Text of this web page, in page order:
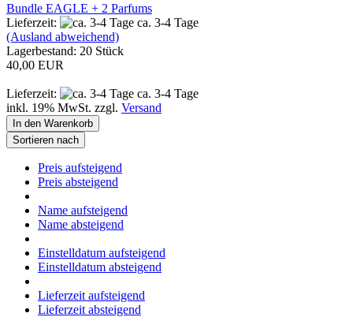
Bundle EAGLE + 2 Parfums
Lieferzeit:
ca. 3-4 Tage
(Ausland abweichend)
Lagerbestand: 20 Stück
40,00 EUR
Lieferzeit:
ca. 3-4 Tage
inkl. 19% MwSt. zzgl. Versand
In den Warenkorb
Sortieren nach
Preis aufsteigend
Preis absteigend
Name aufsteigend
Name absteigend
Einstelldatum aufsteigend
Einstelldatum absteigend
Lieferzeit aufsteigend
Lieferzeit absteigend